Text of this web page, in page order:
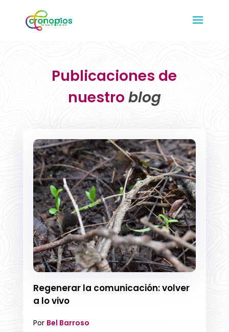
Publicaciones de
nuestro blog
Regenerar la comunicación: volver
a lo vivo
Por Bel Barroso